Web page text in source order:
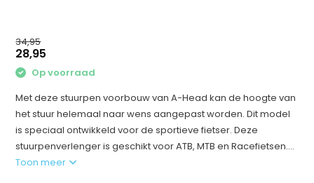
34,95
28,95
Op voorraad
Met deze stuurpen voorbouw van A-Head kan de hoogte van
het stuur helemaal naar wens aangepast worden. Dit model
is speciaal ontwikkeld voor de sportieve fietser. Deze
stuurpenverlenger is geschikt voor ATB, MTB en Racefietsen....
Toon meer